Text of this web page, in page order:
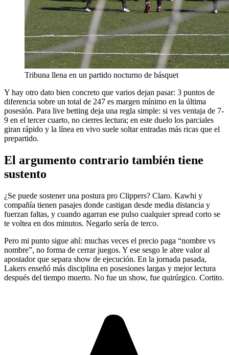
Tribuna llena en un partido nocturno de básquet
Y hay otro dato bien concreto que varios dejan pasar: 3 puntos de
diferencia sobre un total de 247 es margen mínimo en la última
posesión. Para live betting deja una regla simple: si ves ventaja de 7-
9 en el tercer cuarto, no cierres lectura; en este duelo los parciales
giran rápido y la línea en vivo suele soltar entradas más ricas que el
prepartido.
El argumento contrario también tiene
sustento
¿Se puede sostener una postura pro Clippers? Claro. Kawhi y
compañía tienen pasajes donde castigan desde media distancia y
fuerzan faltas, y cuando agarran ese pulso cualquier spread corto se
te voltea en dos minutos. Negarlo sería de terco.
Pero mi punto sigue ahí: muchas veces el precio paga “nombre vs
nombre”, no forma de cerrar juegos. Y ese sesgo le abre valor al
apostador que separa show de ejecución. En la jornada pasada,
Lakers enseñó más disciplina en posesiones largas y mejor lectura
después del tiempo muerto. No fue un show, fue quirúrgico. Cortito.